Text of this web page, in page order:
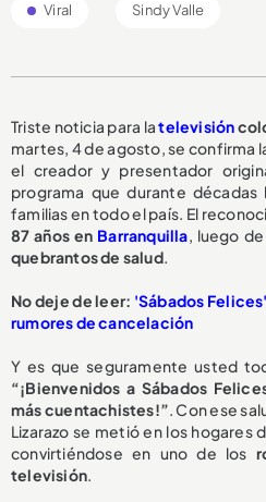
Viral Sindy Valle
Triste noticia para latelevisión
martes, 4 de agosto, se confirma
el creador y presentador
programa que durante
familias en todo el país. El
87 años en Barranquilla, luego
quebrantos de salud.
No deje de leer: 'Sábados
rumores de cancelación
Y es que seguramente usted
“¡Bienvenidos a Sábados
más cuentachistes!”. Con ese
Lizarazo se metió en los hogares
convirtiéndose en uno de los
televisión.